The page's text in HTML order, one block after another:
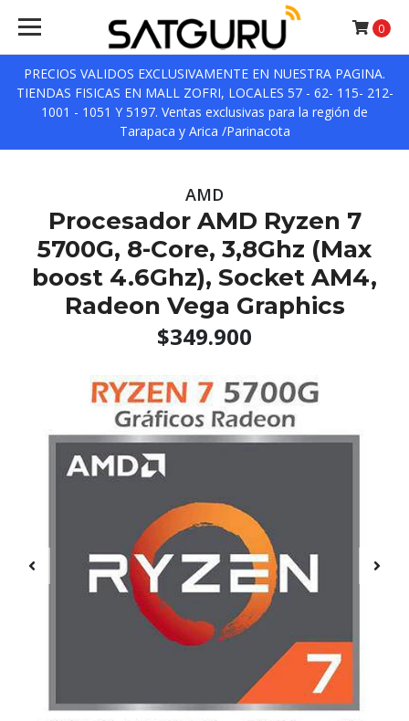
PRECIOS VALIDOS EXCLUSIVAMENTE EN NUESTRA PAGINA.
TIENDAS FISICAS EN MALL ZOFRI, LOCALES 57 - 62- 115- 212-
1001 - 1051 Y 5197. Ventas exclusivas para la región de
Tarapaca y Arica /Parinacota
0
AMD
Procesador AMD Ryzen 7
5700G, 8-Core, 3,8Ghz (Max
boost 4.6Ghz), Socket AM4,
Radeon Vega Graphics
$349.900